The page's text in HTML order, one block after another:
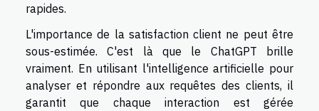
rapides.
L'importance de la satisfaction client ne peut être
sous-estimée. C'est là que le ChatGPT brille
vraiment. En utilisant l'intelligence artificielle pour
analyser et répondre aux requêtes des clients, il
garantit que chaque interaction est gérée